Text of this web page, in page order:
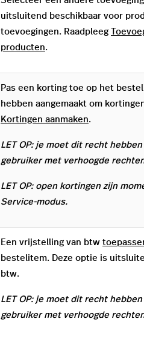
uitsluitend beschikbaar voor
toevoegingen. Raadpleeg
producten.
Pas een korting toe op het
hebben aangemaakt om
Kortingen aanmaken.
LET OP: je moet dit recht
gebruiker met verhoogde
LET OP: open kortingen zijn
Service-modus.
Een vrijstelling van btw
bestelitem. Deze optie is
btw.
LET OP: je moet dit recht
gebruiker met verhoogde